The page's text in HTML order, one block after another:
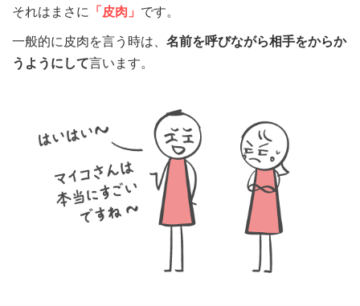
それはまさに 「皮肉」 です。
一般的に皮肉を言う時は、 名前を呼びながら相手をからか
うようにして言います。